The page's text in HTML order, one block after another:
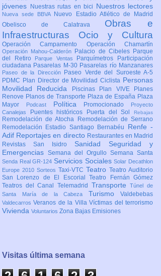
jóvenes
Nuestras rutas en bici Nuestros lectores
Nueva sede BBVA
Nuevo Estadio Atlético de Madrid
Obelisco de Calatrava Obras e
Infraestructuras Ocio y Cultura
Operación Campamento Operación Chamartín
Operación Mahou-Calderón Palacio de Cibeles Parque
del Retiro
Parque Ventas Parquímetros
Participación
ciudadana Pasarelas M-30 Pasarelas río Manzanares
Paseo de la Dirección
Paseo Verde del Suroeste A-5
PDMC Plan Director de Movilidad Ciclista Personas
Movilidad Reducida
Piscinas Plan VIVE
Planes
Renove Planos de Transporte Plaza de España Plaza
Mayor
Podcast Política Promocionado
Proyecto
Canalejas
Puentes históricos Puerta del Sol Rebajas
Remodelación de Atocha
Remodelación de Serrano
Remodelación Estadio Santiago Bernabéu Renfe -
Adif Reportajes en directo Restaurantes en Madrid
Revistas San Isidro Sanidad Seguridad y
Emergencias Semana del Orgullo Semana Santa
Senda Real GR-124 Servicios SocialesSolar Decathlon
Europe 2010 Sorteos Taxi-VTC Teatro Teatro Auditorio
San Lorenzo de El EscorialTeatro Fernán Gómez
Teatros del Canal Telemadrid TransporteTúnel de
Santa María de la Cabeza Turismo Valdebebas
ValdecarrosVeranos de la VillaVíctimas del terrorismo
Vivienda Voluntarios Zona Bajas Emisiones
Visitas última semana